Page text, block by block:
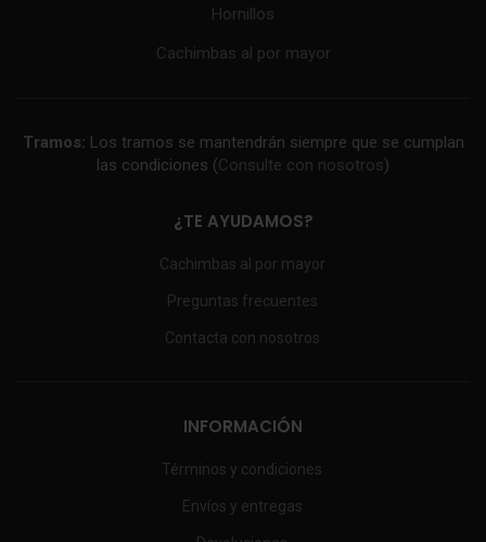
Hornillos
Cachimbas al por mayor
Tramos: Los tramos se mantendrán siempre que se cumplan
las condiciones (Consulte con nosotros)
¿TE AYUDAMOS?
Cachimbas al por mayor
Preguntas frecuentes
Contacta con nosotros
INFORMACIÓN
Términos y condiciones
Envíos y entregas